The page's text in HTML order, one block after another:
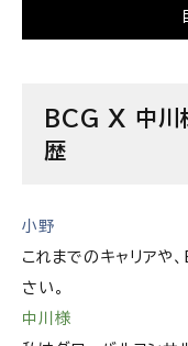
BCG X 中川
歴
小野
これまでのキャリアや
さい。
中川様